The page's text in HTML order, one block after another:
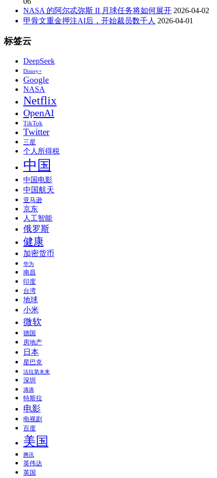
NASA 的阿尔忒弥斯 II 月球任务将如何展开 2026-04-02
甲骨文重金押注AI后，开始裁员数千人 2026-04-01
标签云
DeepSeek
Disney+
Google
NASA
Netflix
OpenAI
TikTok
Twitter
三星
个人所得税
中国
中国电影
中国航天
亚马逊
京东
人工智能
俄罗斯
健康
加密货币
华为
南昌
印度
台湾
地球
小米
微软
德国
房地产
日本
星巴克
法拉第未来
深圳
滴滴
特斯拉
电影
电视剧
百度
美国
腾讯
英伟达
英国